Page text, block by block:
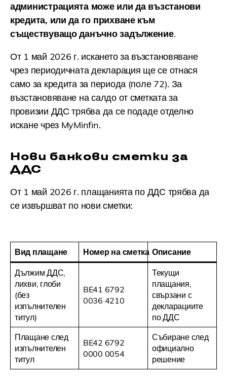
администрацията може или да възстанови
кредита, или да го прихване към
съществуващо данъчно задължение.
От 1 май 2026 г. искането за възстановяване
чрез периодичната декларация ще се отнася
само за кредита за периода (поле 72). За
възстановяване на салдо от сметката за
провизии ДДС трябва да се подаде отделно
искане чрез MyMinfin.
Нови банкови сметки за
ДДС
От 1 май 2026 г. плащанията по ДДС трябва да
се извършват по нови сметки:
Вид плащане Номер на сметка Описание
Дължим ДДС,
лихви, глоби
(без
изпълнителен
титул)
BE41 6792
0036 4210
Текущи
плащания,
свързани с
декларациите
по ДДС
Плащане след
изпълнителен
титул
BE42 6792
0000 0054
Събиране след
официално
решение